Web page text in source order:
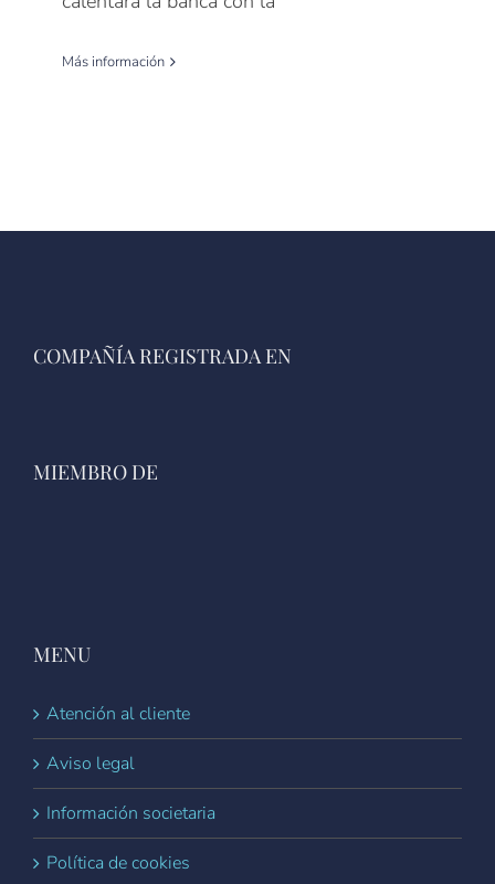
Más información
COMPAÑÍA REGISTRADA EN
MIEMBRO DE
MENU
Atención al cliente
Aviso legal
Información societaria
Política de cookies